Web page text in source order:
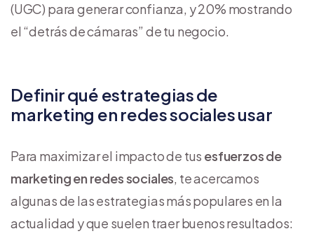
(UGC) para generar confianza, y 20% mostrando
el “detrás de cámaras” de tu negocio.
Definir qué estrategias de
marketing en redes sociales usar
Para maximizar el impacto de tus esfuerzos de
marketing en redes sociales, te acercamos
algunas de las estrategias más populares en la
actualidad y que suelen traer buenos resultados: